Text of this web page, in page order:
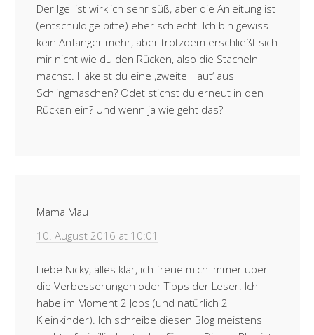
Der Igel ist wirklich sehr süß, aber die Anleitung ist
(entschuldige bitte) eher schlecht. Ich bin gewiss
kein Anfänger mehr, aber trotzdem erschließt sich
mir nicht wie du den Rücken, also die Stacheln
machst. Häkelst du eine ‚zweite Haut‘ aus
Schlingmaschen? Odet stichst du erneut in den
Rücken ein? Und wenn ja wie geht das?
Mama Mau
10. August 2016 at 10:01
Liebe Nicky, alles klar, ich freue mich immer über
die Verbesserungen oder Tipps der Leser. Ich
habe im Moment 2 Jobs (und natürlich 2
Kleinkinder). Ich schreibe diesen Blog meistens